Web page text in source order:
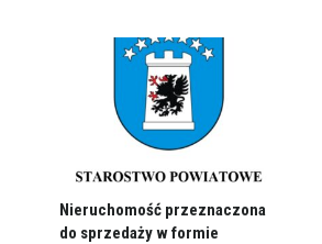
Nieruchomość przeznaczona
do sprzedaży w formie